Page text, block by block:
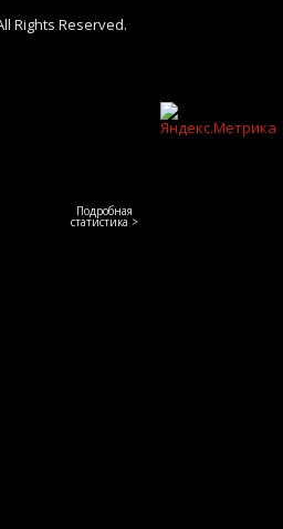
Rights Reserved.
Подробная
статистика >